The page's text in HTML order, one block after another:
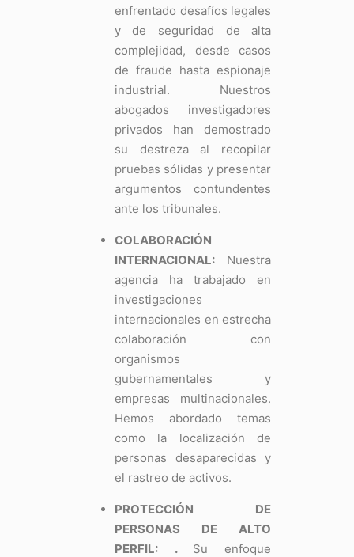
enfrentado desafíos legales
y de seguridad de alta
complejidad, desde casos
de fraude hasta espionaje
industrial. Nuestros
abogados investigadores
privados han demostrado
su destreza al recopilar
pruebas sólidas y presentar
argumentos contundentes
ante los tribunales.
COLABORACIÓN
INTERNACIONAL:Nuestra
agencia ha trabajado en
investigaciones
internacionales en estrecha
colaboración con
organismos
gubernamentales y
empresas multinacionales.
Hemos abordado temas
como la localización de
personas desaparecidas y
el rastreo de activos.
PROTECCIÓN DE
PERSONAS DE ALTO
PERFIL:
. Su enfoque